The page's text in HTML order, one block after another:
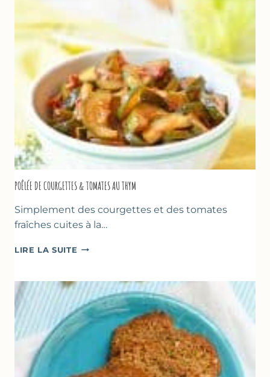
POÊLÉE DE COURGETTES & TOMATES AU THYM
Simplement des courgettes et des tomates
fraîches cuites à la…
LIRE LA SUITE POÊLÉE
&
TOMATES
AU
THYM